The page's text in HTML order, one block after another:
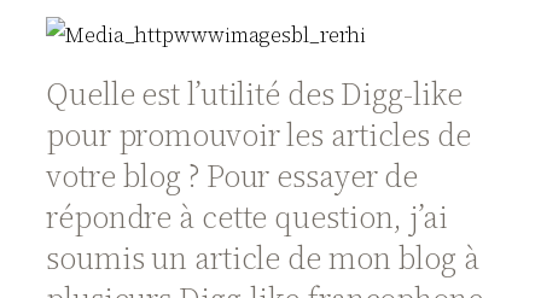
Quelle est l’utilité des Digg-like
pour promouvoir les articles de
votre blog ? Pour essayer de
répondre à cette question, j’ai
soumis un article de mon blog à